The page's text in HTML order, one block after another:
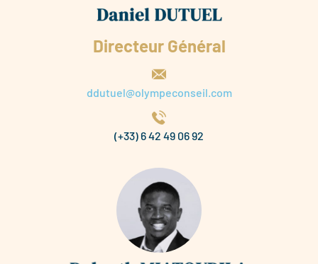
Directeur Général
ddutuel@olympeconseil.com
(+33) 6 42 49 06 92